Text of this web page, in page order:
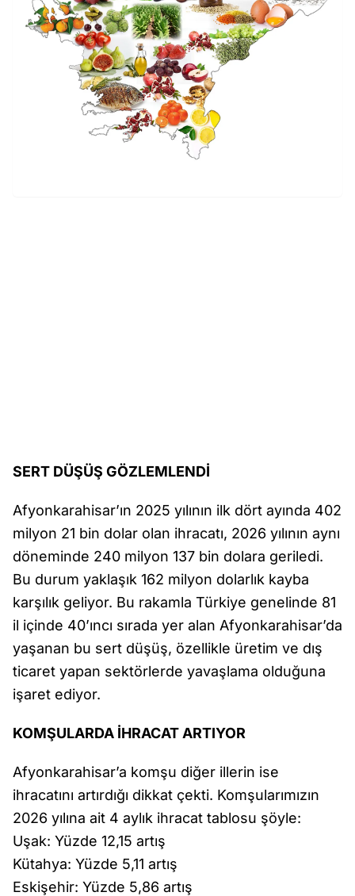
SERT DÜŞÜŞ GÖZLEMLENDİ
Afyonkarahisar’ın 2025 yılının ilk dört ayında 402
milyon 21 bin dolar olan ihracatı, 2026 yılının aynı
döneminde 240 milyon 137 bin dolara geriledi.
Bu durum yaklaşık 162 milyon dolarlık kayba
karşılık geliyor. Bu rakamla Türkiye genelinde 81
il içinde 40’ıncı sırada yer alan Afyonkarahisar’da
yaşanan bu sert düşüş, özellikle üretim ve dış
ticaret yapan sektörlerde yavaşlama olduğuna
işaret ediyor.
KOMŞULARDA İHRACAT ARTIYOR
Afyonkarahisar’a komşu diğer illerin ise
ihracatını artırdığı dikkat çekti. Komşularımızın
2026 yılına ait 4 aylık ihracat tablosu şöyle:
Uşak: Yüzde 12,15 artış
Kütahya: Yüzde 5,11 artış
Eskişehir: Yüzde 5,86 artış